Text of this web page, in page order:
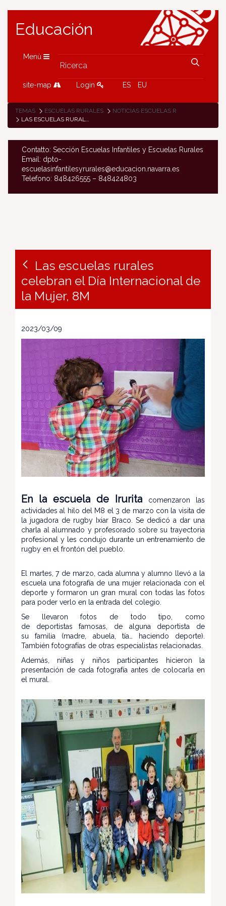
Educación
Menù
site-map Login ES EU
TEMAS ESCUELAS RURALES
NOTICIAS ESCUELAS RURALES
LAS ESCUELAS RURALES CELEBRAN EL DÍA INTERNACIONAL DE LA MUJER, 8M
Contatto: Sección Escuelas Infantiles y Escuelas Rurales
Email: dpto-
escuelasinfantilesyrurales@educacion.navarra.es
Telefono: 848426555 – 848424803
Las escuelas rurales
celebran el Día Internacional de
la Mujer, 8M
2023/03/09
En la escuela de Irurita
comenzaron las
actividades al hilo del M8 el 3 de marzo con la visita de
la jugadora de rugby Ixiar Braco. Se dedicó a dar una
charla al alumnado y profesorado sobre su trayectoria
profesional y les condujo durante un entrenamiento de
rugby en el frontón del pueblo.
El martes, 7 de marzo, cada alumna y alumno llevó a la
escuela una fotografía de una mujer relacionada con el
deporte y formaron un gran mural con todas las fotos
para poder verlo en la entrada del colegio.
Se llevaron fotos de todo tipo, como
de deportistas famosas, de alguna deportista de
su familia (madre, abuela, tía… haciendo deporte).
También fotografías de otras especialistas relacionadas.
Además, niñas y niños participantes hicieron la
presentación de cada fotografía antes de colocarla en
el mural.